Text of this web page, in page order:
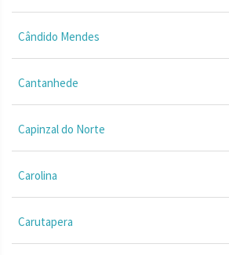
Cândido Mendes
Cantanhede
Capinzal do Norte
Carolina
Carutapera